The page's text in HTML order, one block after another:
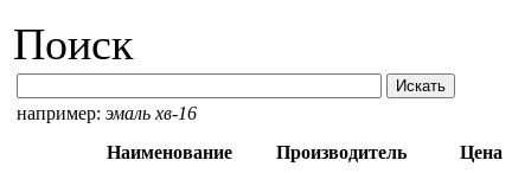
Поиск
например: эмаль хв-16
Наименование
Производитель Цена